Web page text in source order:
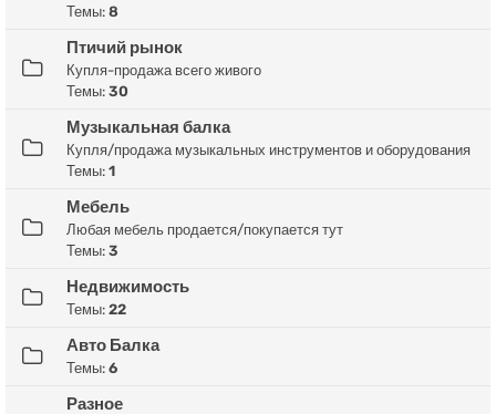
Темы: 8
Птичий рынок
Купля-продажа всего живого
Темы: 30
Музыкальная балка
Купля/продажа музыкальных инструментов и оборудования
Темы: 1
Мебель
Любая мебель продается/покупается тут
Темы: 3
Недвижимость
Темы: 22
Авто Балка
Темы: 6
Разное